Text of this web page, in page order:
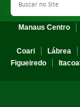
Manaus Centro
Coari
Lábrea
Figueiredo